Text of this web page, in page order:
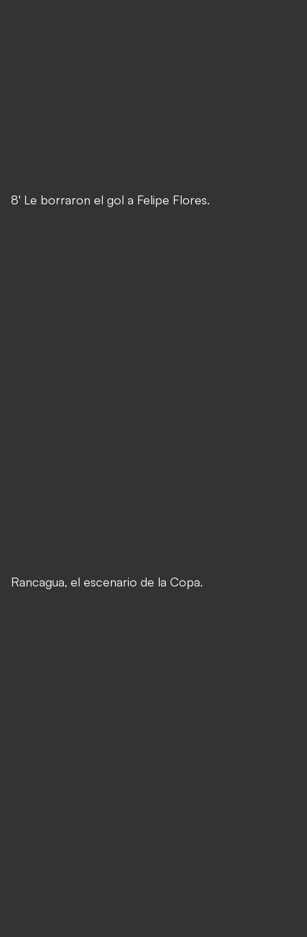
8' Le borraron el gol a Felipe Flores.
Rancagua, el escenario de la Copa.